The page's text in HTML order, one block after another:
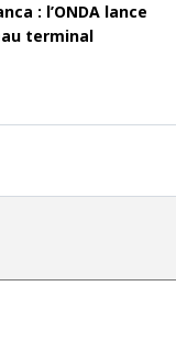
: l’ONDA lance
terminal